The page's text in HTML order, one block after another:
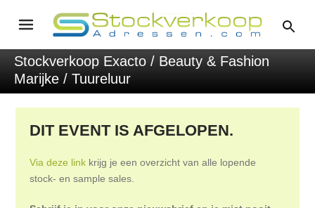
Stockverkoop Exacto / Beauty & Fashion
Marijke / Tuureluur
DIT EVENT IS AFGELOPEN.
Via deze link krijg je een overzicht van alle lopende
stock- en sample sales.